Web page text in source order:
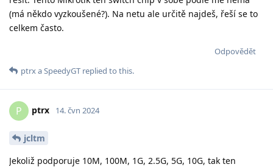
(má někdo vyzkoušené?). Na netu ale určitě najdeš, řeší se to
celkem často.
Odpovědět
ptrxaSpeedyGT replied to this.
P ptrx 14. čvn 2024
jcltm
Jekoliž podporuje 10M, 100M, 1G, 2.5G, 5G, 10G, tak ten